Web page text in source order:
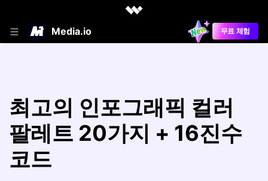
Media.io 무료 체험
최고의 인포그래픽 컬러
팔레트 20가지 + 16진수
코드